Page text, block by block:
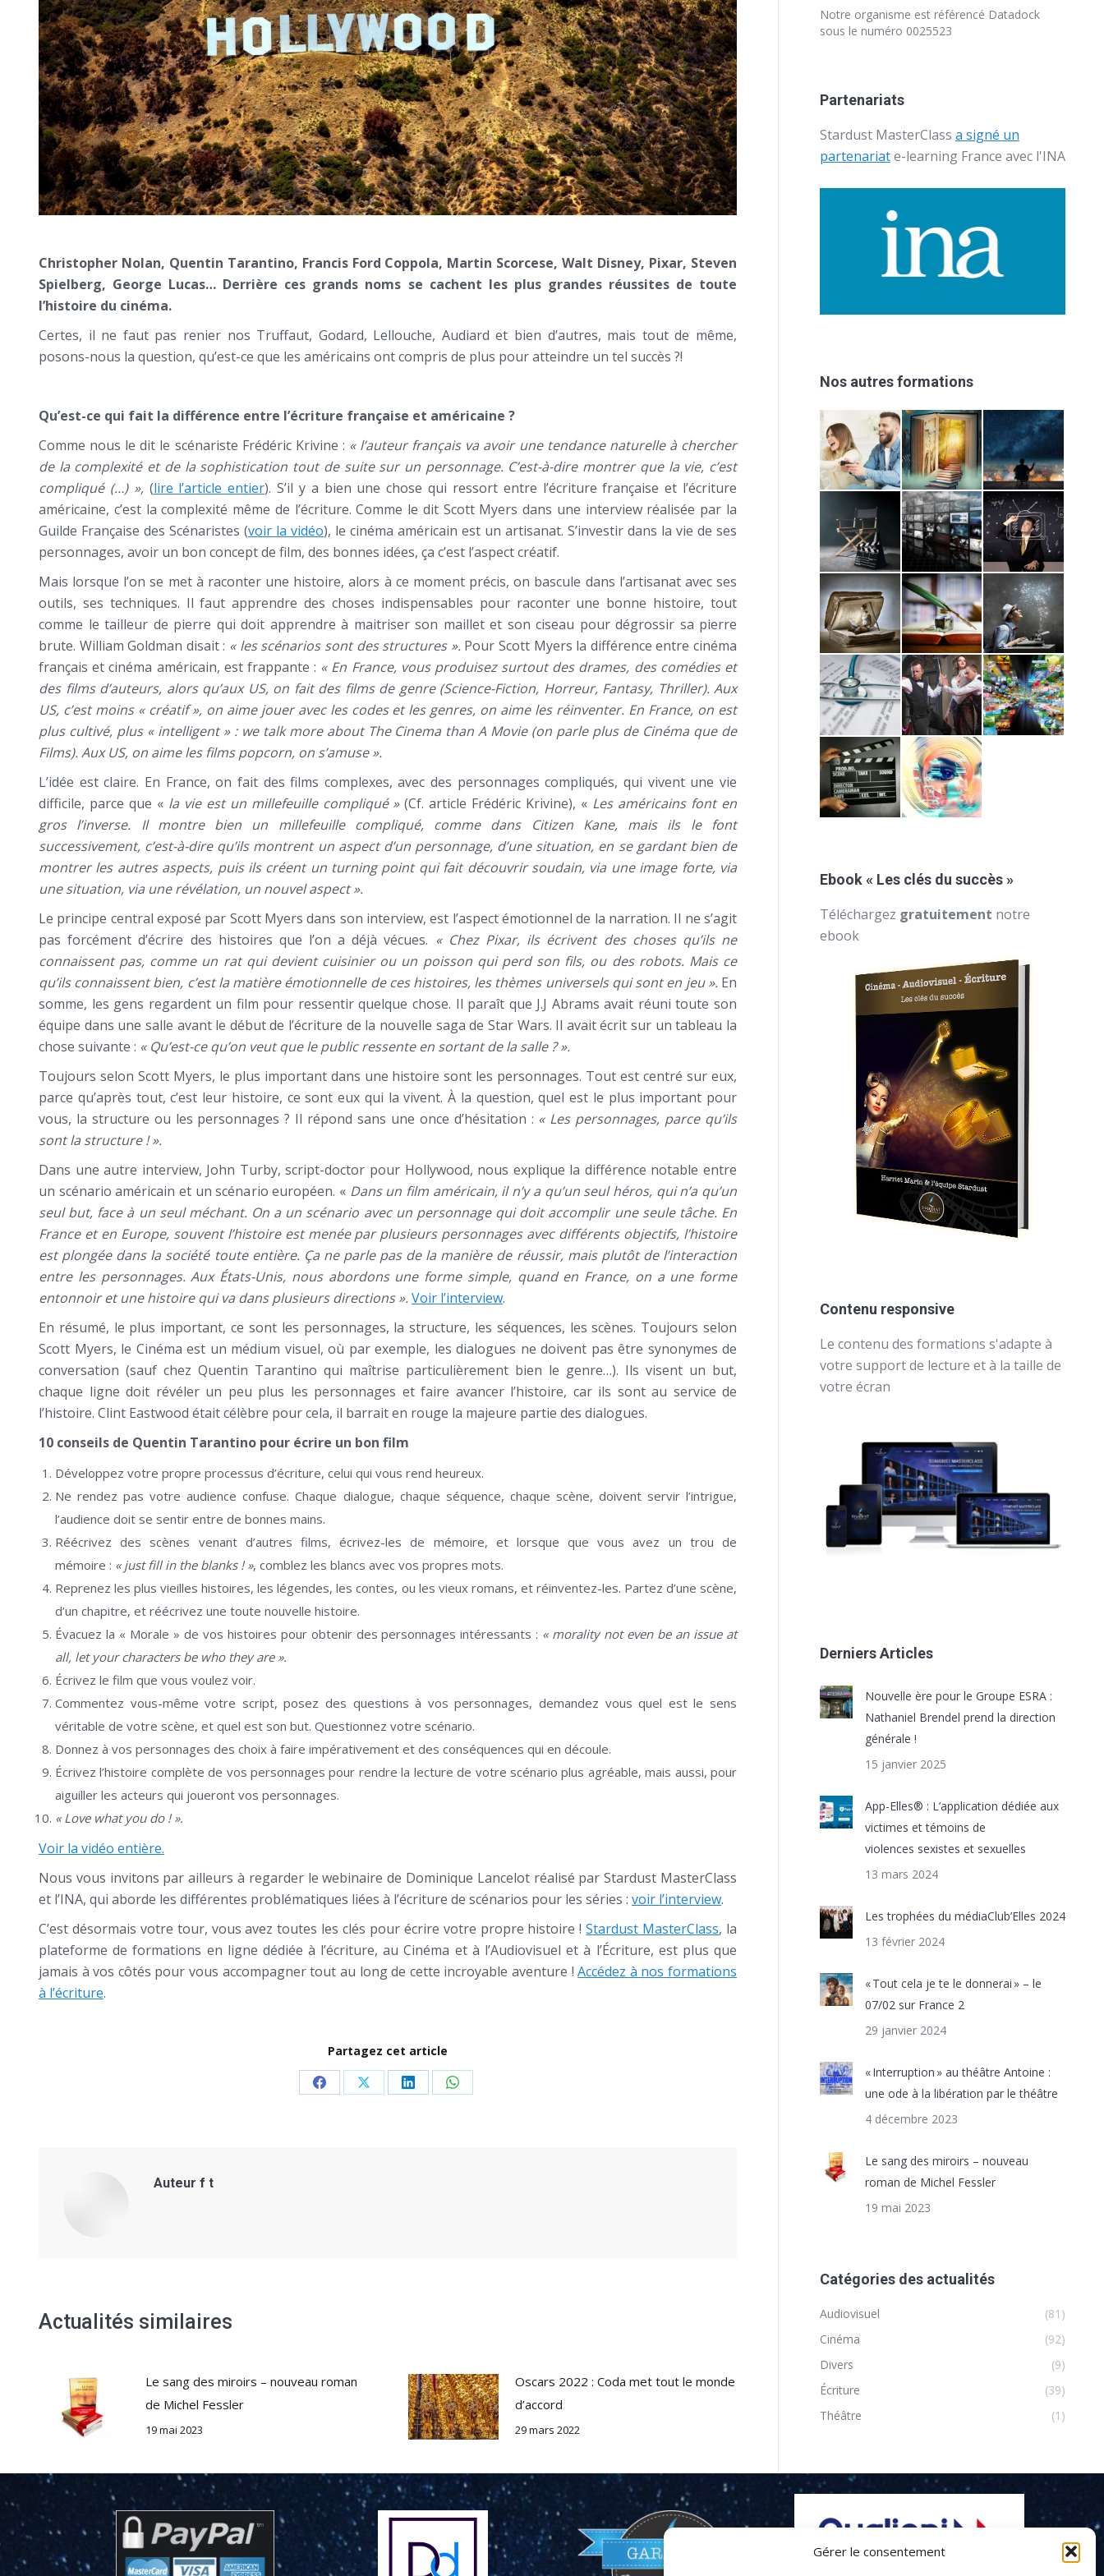
Gérer le consentement
Christopher Nolan, Quentin Tarantino, Francis Ford Coppola, Martin Scorcese, Walt Disney, Pixar, Steven
Spielberg, George Lucas… Derrière ces grands noms se cachent les plus grandes réussites de toute
l’histoire du cinéma.
Certes, il ne faut pas renier nos Truffaut, Godard, Lellouche, Audiard et bien d’autres, mais tout de même,
posons-nous la question, qu’est-ce que les américains ont compris de plus pour atteindre un tel succès ?!
Qu’est-ce qui fait la différence entre l’écriture française et américaine ?
Comme nous le dit le scénariste Frédéric Krivine : « l’auteur français va avoir une tendance naturelle à chercher
de la complexité et de la sophistication tout de suite sur un personnage. C’est-à-dire montrer que la vie, c’est
compliqué (…) », (lire l’article entier). S’il y a bien une chose qui ressort entre l’écriture française et l’écriture
américaine, c’est la complexité même de l’écriture. Comme le dit Scott Myers dans une interview réalisée par la
Guilde Française des Scénaristes (voir la vidéo), le cinéma américain est un artisanat. S’investir dans la vie de ses
personnages, avoir un bon concept de film, des bonnes idées, ça c’est l’aspect créatif.
Mais lorsque l’on se met à raconter une histoire, alors à ce moment précis, on bascule dans l’artisanat avec ses
outils, ses techniques. Il faut apprendre des choses indispensables pour raconter une bonne histoire, tout
comme le tailleur de pierre qui doit apprendre à maitriser son maillet et son ciseau pour dégrossir sa pierre
brute. William Goldman disait : « les scénarios sont des structures ».Pour Scott Myers la différence entre cinéma
français et cinéma américain, est frappante : « En France, vous produisez surtout des drames, des comédies et
des films d’auteurs, alors qu’aux US, on fait des films de genre (Science-Fiction, Horreur, Fantasy, Thriller). Aux
US, c’est moins « créatif », on aime jouer avec les codes et les genres, on aime les réinventer. En France, on est
plus cultivé, plus « intelligent » : we talk more about The Cinema than A Movie (on parle plus de Cinéma que de
Films). Aux US, on aime les films popcorn, on s’amuse ».
L’idée est claire. En France, on fait des films complexes, avec des personnages compliqués, qui vivent une vie
difficile, parce que « la vie est un millefeuille compliqué »(Cf. article Frédéric Krivine), « Les américains font en
gros l’inverse. Il montre bien un millefeuille compliqué, comme dans Citizen Kane, mais ils le font
successivement, c’est-à-dire qu’ils montrent un aspect d’un personnage, d’une situation, en se gardant bien de
montrer les autres aspects, puis ils créent un turning point qui fait découvrir soudain, via une image forte, via
une situation, via une révélation, un nouvel aspect ».
Le principe central exposé par Scott Myers dans son interview, est l’aspect émotionnel de la narration. Il ne s’agit
pas forcément d’écrire des histoires que l’on a déjà vécues. « Chez Pixar, ils écrivent des choses qu’ils ne
connaissent pas, comme un rat qui devient cuisinier ou un poisson qui perd son fils, ou des robots. Mais ce
qu’ils connaissent bien, c’est la matière émotionnelle de ces histoires, les thèmes universels qui sont en jeu ». En
somme, les gens regardent un film pour ressentir quelque chose. Il paraît que J.J Abrams avait réuni toute son
équipe dans une salle avant le début de l’écriture de la nouvelle saga de Star Wars. Il avait écrit sur un tableau la
chose suivante : « Qu’est-ce qu’on veut que le public ressente en sortant de la salle ? ».
Toujours selon Scott Myers, le plus important dans une histoire sont les personnages. Tout est centré sur eux,
parce qu’après tout, c’est leur histoire, ce sont eux qui la vivent. À la question, quel est le plus important pour
vous, la structure ou les personnages ? Il répond sans une once d’hésitation : « Les personnages, parce qu’ils
sont la structure ! ».
Dans une autre interview, John Turby, script-doctor pour Hollywood, nous explique la différence notable entre
un scénario américain et un scénario européen. « Dans un film américain, il n’y a qu’un seul héros, qui n’a qu’un
seul but, face à un seul méchant. On a un scénario avec un personnage qui doit accomplir une seule tâche. En
France et en Europe, souvent l’histoire est menée par plusieurs personnages avec différents objectifs, l’histoire
est plongée dans la société toute entière. Ça ne parle pas de la manière de réussir, mais plutôt de l’interaction
entre les personnages. Aux États-Unis, nous abordons une forme simple, quand en France, on a une forme
entonnoir et une histoire qui va dans plusieurs directions ».Voir l’interview.
En résumé, le plus important, ce sont les personnages, la structure, les séquences, les scènes. Toujours selon
Scott Myers, le Cinéma est un médium visuel, où par exemple, les dialogues ne doivent pas être synonymes de
conversation (sauf chez Quentin Tarantino qui maîtrise particulièrement bien le genre…). Ils visent un but,
chaque ligne doit révéler un peu plus les personnages et faire avancer l’histoire, car ils sont au service de
l’histoire. Clint Eastwood était célèbre pour cela, il barrait en rouge la majeure partie des dialogues.
10 conseils de Quentin Tarantino pour écrire un bon film
Développez votre propre processus d’écriture, celui qui vous rend heureux.
Ne rendez pas votre audience confuse. Chaque dialogue, chaque séquence, chaque scène, doivent servir l’intrigue,
l’audience doit se sentir entre de bonnes mains.
Réécrivez des scènes venant d’autres films, écrivez-les de mémoire, et lorsque que vous avez un trou de
mémoire : « just fill in the blanks ! », comblez les blancs avec vos propres mots.
Reprenez les plus vieilles histoires, les légendes, les contes, ou les vieux romans, et réinventez-les. Partez d’une scène,
d’un chapitre, et réécrivez une toute nouvelle histoire.
Évacuez la « Morale » de vos histoires pour obtenir des personnages intéressants : « morality not even be an issue at
all, let your characters be who they are ».
Écrivez le film que vous voulez voir.
Commentez vous-même votre script, posez des questions à vos personnages, demandez vous quel est le sens
véritable de votre scène, et quel est son but. Questionnez votre scénario.
Donnez à vos personnages des choix à faire impérativement et des conséquences qui en découle.
Écrivez l’histoire complète de vos personnages pour rendre la lecture de votre scénario plus agréable, mais aussi, pour
aiguiller les acteurs qui joueront vos personnages.
« Love what you do ! ».
Voir la vidéo entière.
Nous vous invitons par ailleurs à regarder le webinaire de Dominique Lancelot réalisé par Stardust MasterClass
et l’INA, qui aborde les différentes problématiques liées à l’écriture de scénarios pour les séries : voir l’interview.
C’est désormais votre tour, vous avez toutes les clés pour écrire votre propre histoire !Stardust MasterClass, la
plateforme de formations en ligne dédiée à l’écriture, au Cinéma et à l’Audiovisuel et à l’Écriture, est plus que
jamais à vos côtés pour vous accompagner tout au long de cette incroyable aventure !Accédez à nos formations
à l’écriture.
Partagez cet article
Share Share Share Share
Auteur f t
Actualités similaires
Le sang des miroirs – nouveau roman
de Michel Fessler
19 mai 2023
Oscars 2022 : Coda met tout le monde
d’accord
29 mars 2022
Notre organisme est référencé Datadock
sous le numéro 0025523
Partenariats
Stardust MasterClass a signé un
partenariate-learning France avec l'INA
Nos autres formations
Ebook « Les clés du succès »
Téléchargez gratuitement notre
ebook
Contenu responsive
Le contenu des formations s'adapte à
votre support de lecture et à la taille de
votre écran
Derniers Articles
Nouvelle ère pour le Groupe ESRA :
Nathaniel Brendel prend la direction
générale !
15 janvier 2025
App-Elles® : L’application dédiée aux
victimes et témoins de
violences sexistes et sexuelles
13 mars 2024
Les trophées du médiaClub’Elles 2024
13 février 2024
« Tout cela je te le donnerai » – le
07/02 sur France 2
29 janvier 2024
« Interruption » au théâtre Antoine :
une ode à la libération par le théâtre
4 décembre 2023
Le sang des miroirs – nouveau
roman de Michel Fessler
19 mai 2023
Catégories des actualités
Audiovisuel
(81)
Cinéma
(92)
Divers
(9)
Écriture
(39)
Théâtre
(1)